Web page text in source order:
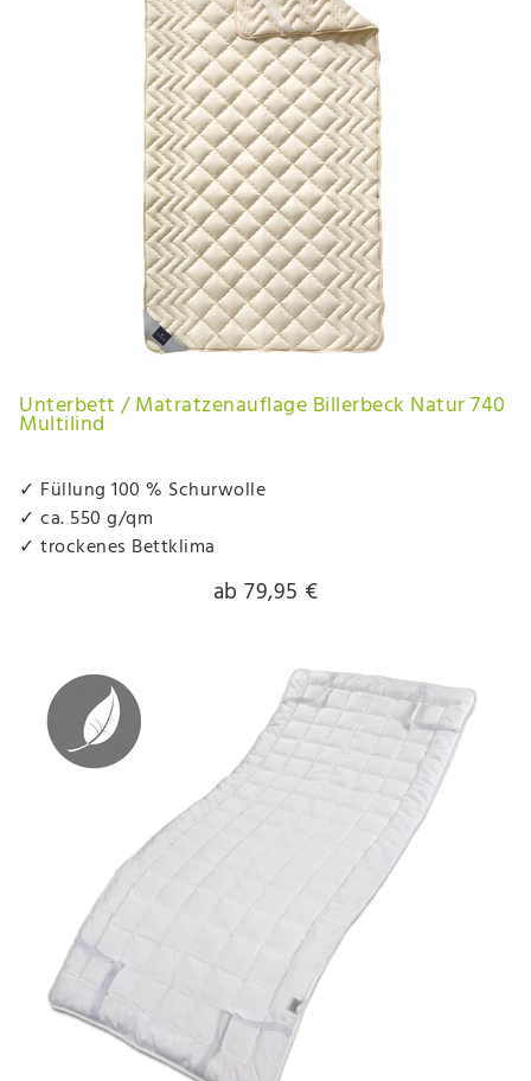
Unterbett / Matratzenauflage Billerbeck Natur 740
Multilind
✓ Füllung 100 % Schurwolle
✓ ca. 550 g/qm
✓ trockenes Bettklima
ab 79,95 €